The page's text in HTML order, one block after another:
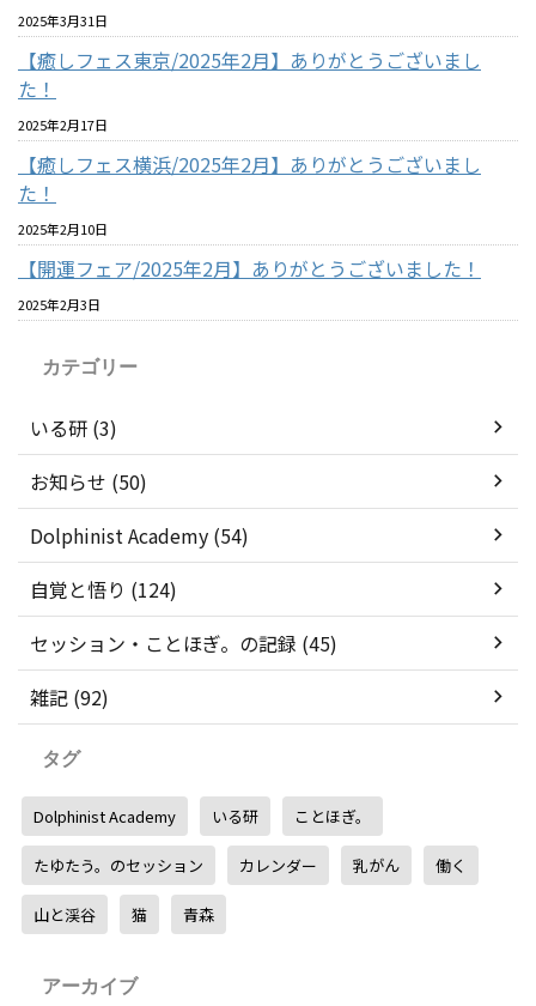
2025年3月31日
【癒しフェス東京/2025年2月】ありがとうございまし
た！
2025年2月17日
【癒しフェス横浜/2025年2月】ありがとうございまし
た！
2025年2月10日
【開運フェア/2025年2月】ありがとうございました！
2025年2月3日
カテゴリー
いる研 (3)
お知らせ (50)
Dolphinist Academy (54)
自覚と悟り (124)
セッション・ことほぎ。の記録 (45)
雑記 (92)
タグ
Dolphinist Academy いる研 ことほぎ。
たゆたう。のセッション カレンダー 乳がん 働く
山と渓谷 猫 青森
アーカイブ